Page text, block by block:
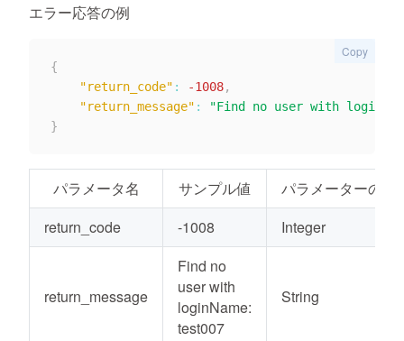
エラー応答の例
{
"return_code" : -1008,
"return_message" :
"Find no user with
}
Copy
パラメータ名 サンプル値
パラメーターの種
return_code
-1008 Integer
return_message
Find no
user with
loginName:
test007
String